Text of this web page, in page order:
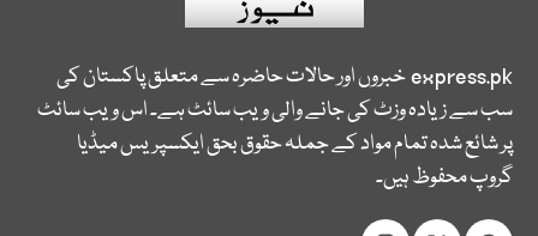
express.pkخبروں اور حالات حاضرہ سے متعلق پاکستان کی
سب سے زیادہ وزٹ کی جانے والی ویب سائٹ ہے۔ اس ویب سائٹ
پر شائع شدہ تمام مواد کے جملہ حقوق بحق ایکسپریس میڈیا
گروپ محفوظ ہیں۔